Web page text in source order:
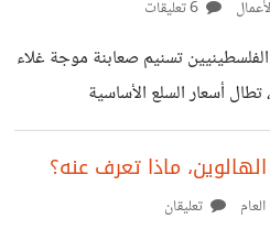
كل أربعمئة سنة، ويحدث نتيجة الست
في السنة الشمسية، وبلغ الفرق حاليا
تسنيم صعابنة موجة غلاء
أسعار السلع الأساسية
والزيوت النباتية والسكر، مما أدى
التجار والمواطنين، وتخوف
وإثارة غضب الشعب،
ماذا تعرف عنه؟
تعليقان